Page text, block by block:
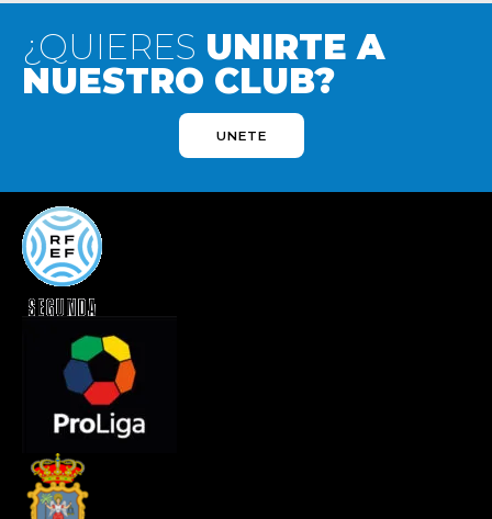
¿QUIERES UNIRTE A
NUESTRO CLUB?
UNETE